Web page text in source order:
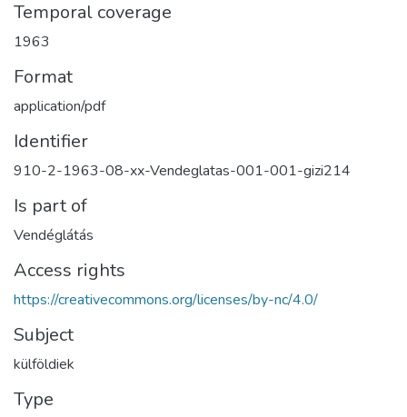
Temporal coverage
1963
Format
application/pdf
Identifier
910-2-1963-08-xx-Vendeglatas-001-001-gizi214
Is part of
Vendéglátás
Access rights
https://creativecommons.org/licenses/by-nc/4.0/
Subject
külföldiek
Type